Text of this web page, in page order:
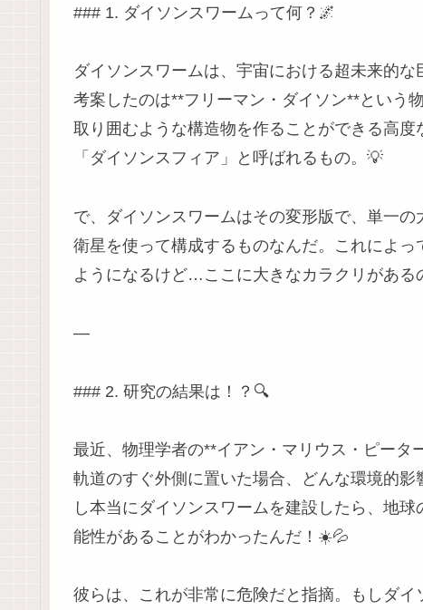
### 1. ダイソンスワームって何？🌌
ダイソンスワームは、宇宙における超未来的
考案したのは**フリーマン・ダイソン**という
取り囲むような構造物を作ることができる高
「ダイソンスフィア」と呼ばれるもの。💡
で、ダイソンスワームはその変形版で、単一
衛星を使って構成するものなんだ。これによ
ようになるけど…ここに大きなカラクリがある
—
### 2. 研究の結果は！？🔍
最近、物理学者の**イアン・マリウス・ピー
軌道のすぐ外側に置いた場合、どんな環境的
し本当にダイソンスワームを建設したら、地
能性があることがわかったんだ！☀️💦
彼らは、これが非常に危険だと指摘。もしダ